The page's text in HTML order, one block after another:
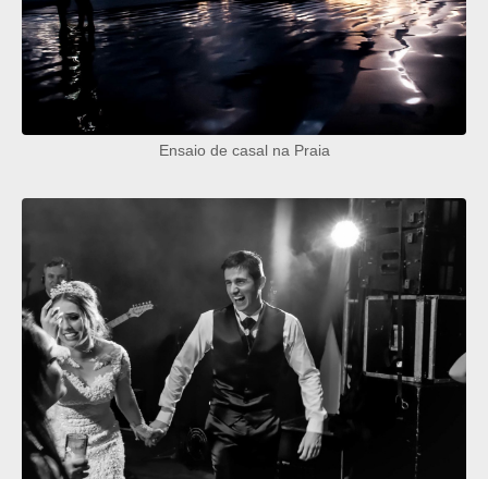
Ensaio de casal na Praia